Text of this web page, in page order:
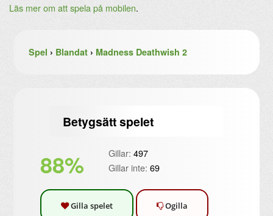
Läs mer om att spela på mobilen.
Spel › Blandat› Madness Deathwish 2
Betygsätt spelet
88% Gillar: 497
Gillar inte: 69
Gilla spelet Ogilla